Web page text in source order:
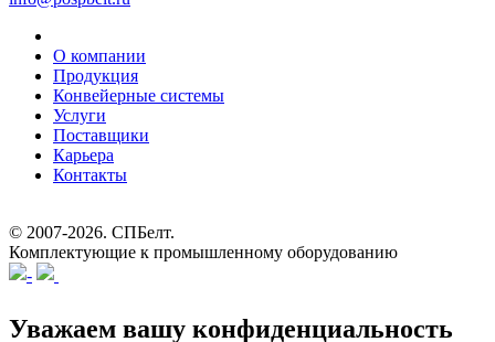
О компании
Продукция
Конвейерные системы
Услуги
Поставщики
Карьера
Контакты
© 2007-2026. СПБелт.
Комплектующие к промышленному оборудованию
Уважаем вашу конфиденциальность